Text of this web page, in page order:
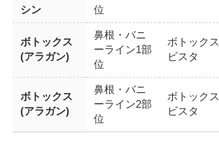
シン
位
ボトックス
(アラガン)
鼻根・バニ
ーライン1部
位
ボトックス
ビスタ
ボトックス
(アラガン)
鼻根・バニ
ーライン2部
位
ボトックス
ビスタ